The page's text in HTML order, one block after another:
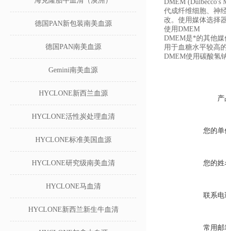
德国PAN新包装南美血源
德国PAN南美血源
Gemini南美血源
HYCLONE新西兰血源
HYCLONE活性炭处理血清
HYCLONE标准美国血源
HYCLONE研究级南美血清
HYCLONE马血清
HYCLONE新西兰新生牛血清
DMEM (Dulbecco's
代成纤维细胞、神
改。使用媒体选择
使用DMEM
DMEM是*的其他
用于血糖水平较高
DMEM使用碳酸氢
您的单
您的姓
联系电
常用邮